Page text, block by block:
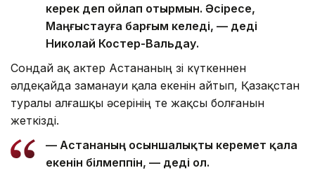
керек деп ойлап отырмын. Әсіресе,
Маңғыстауға барғым келеді, — деді
Николай Костер-Вальдау.
Сондай ақ актер Астананың өзі күткеннен
әлдеқайда заманауи қала екенін айтып, Қазақстан
туралы алғашқы әсерінің өте жақсы болғанын
жеткізді.
— Астананың осыншалықты керемет қала
екенін білмеппін, — деді ол.